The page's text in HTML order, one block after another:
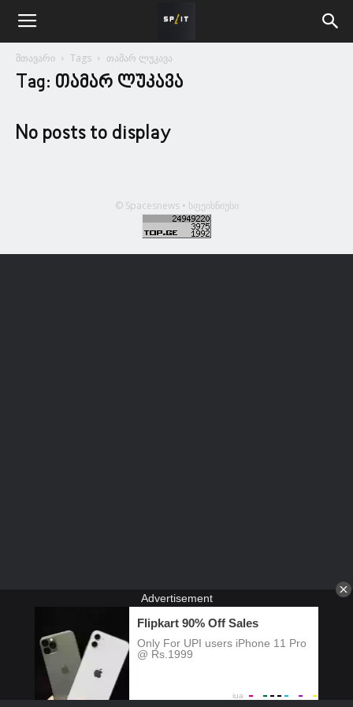
მთავარი Tags თამარ ლუკავა
Tag: თამარ ლუკავა
No posts to display
© Spacesnews • სფეისნიუსი